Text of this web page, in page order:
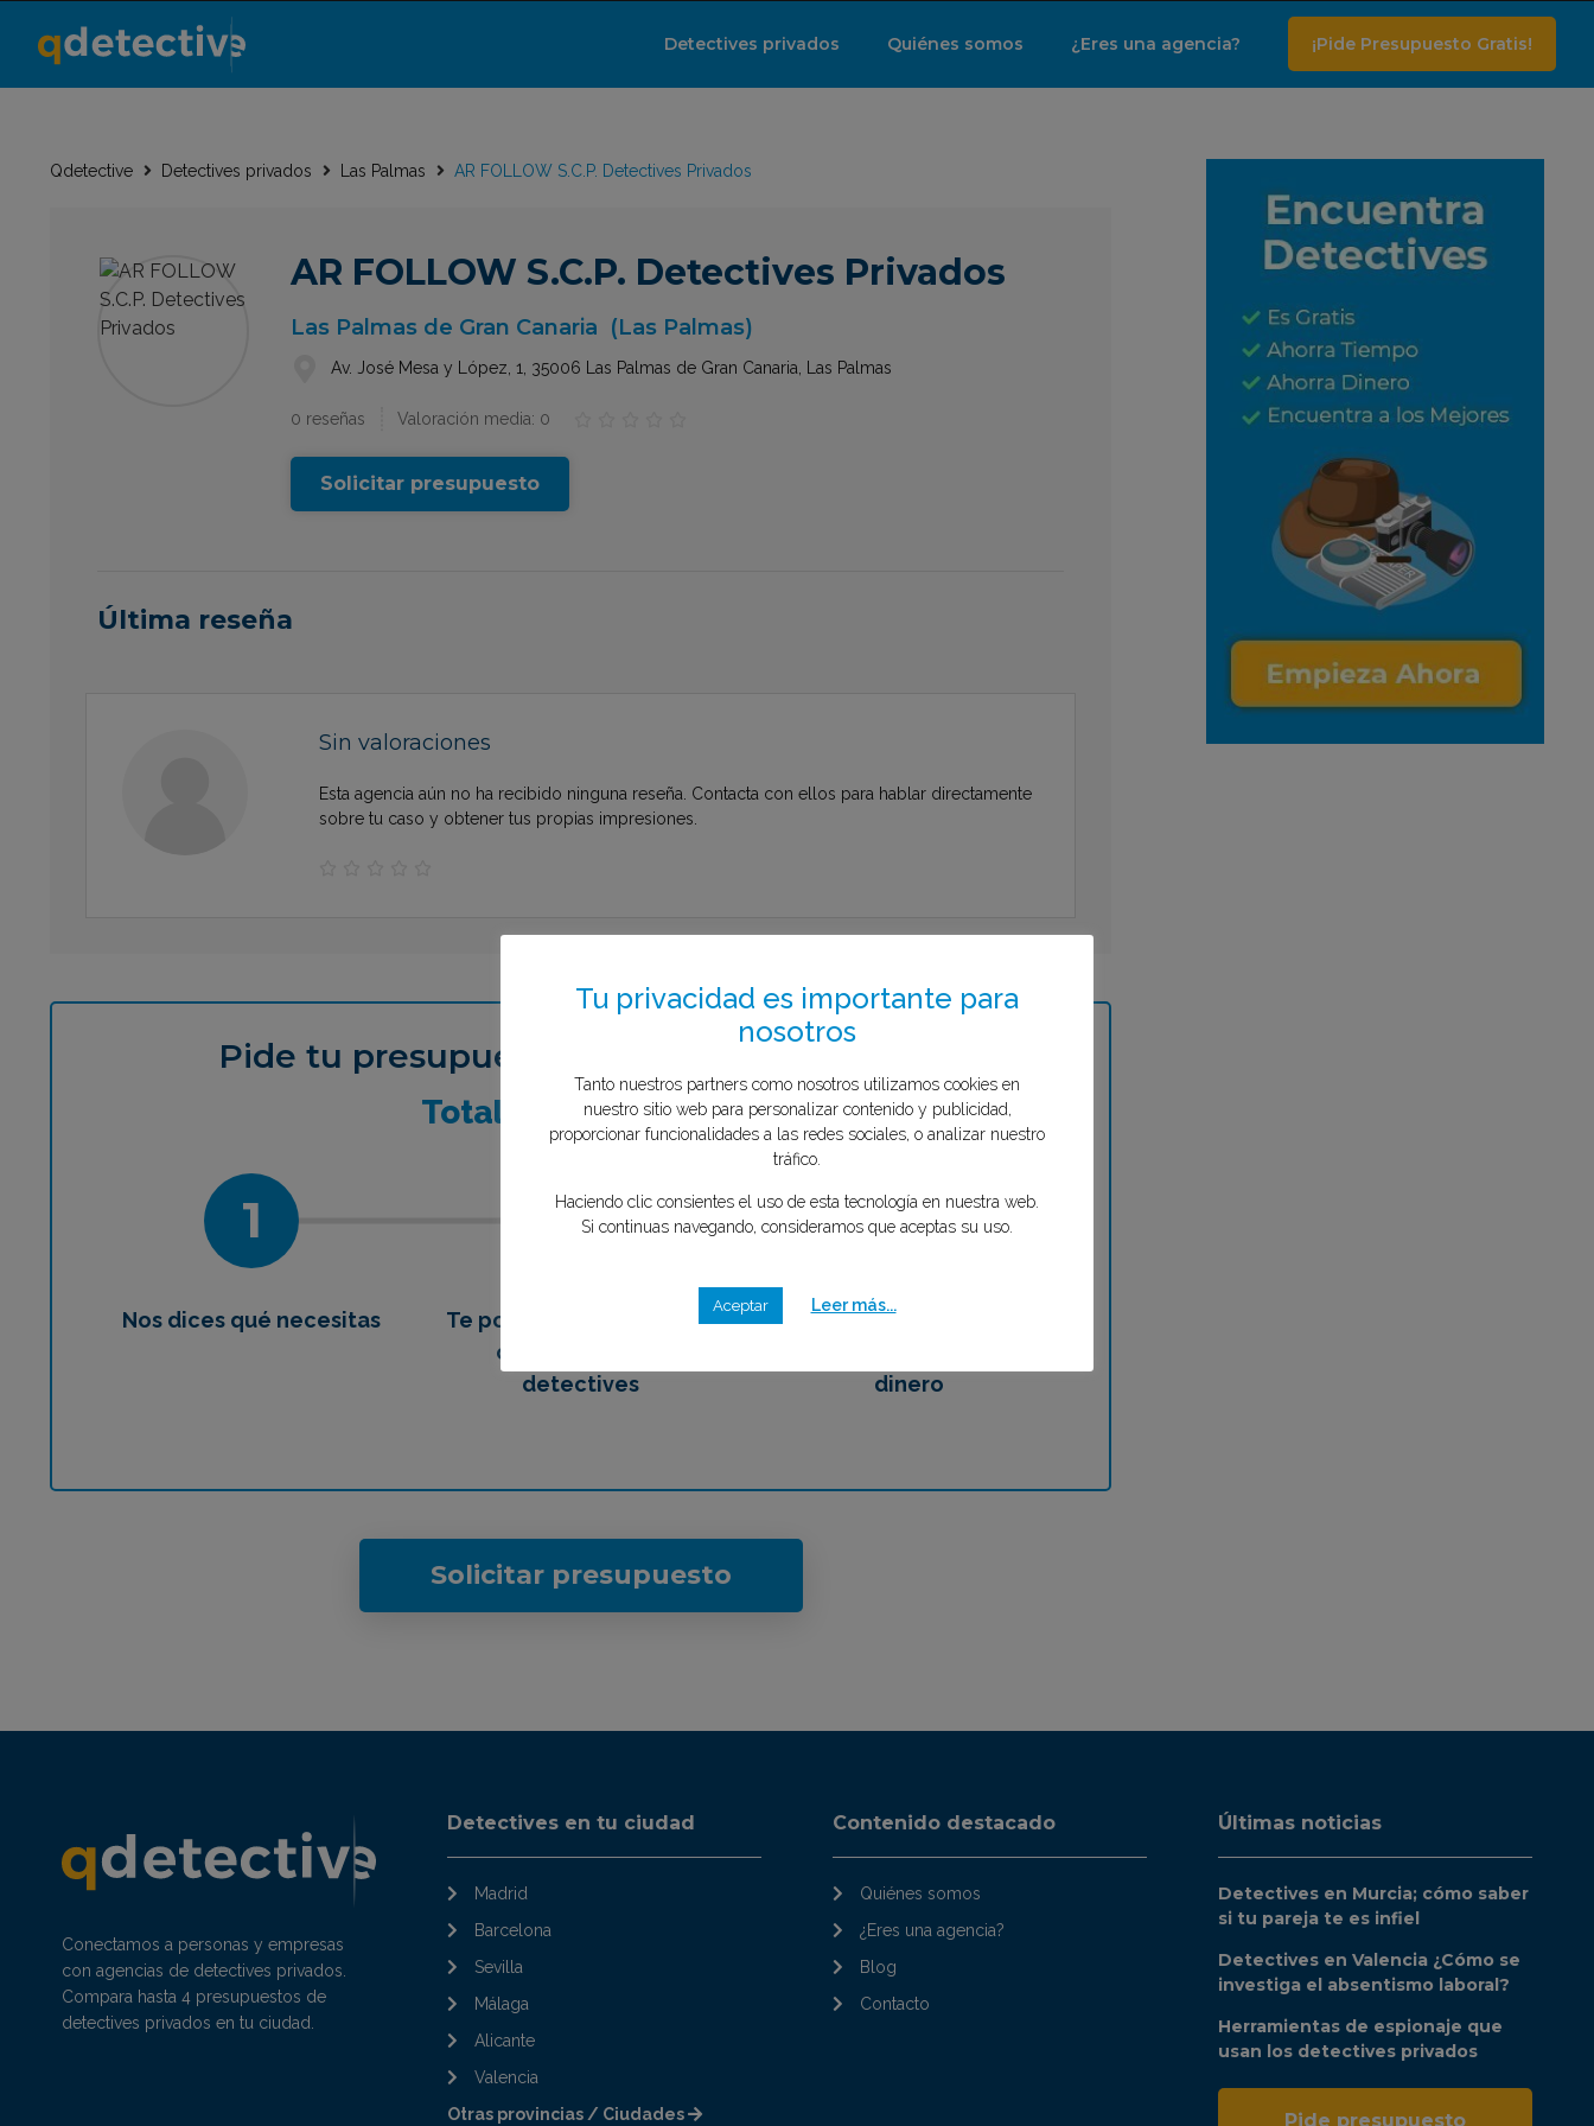
Detectives privados Quiénes somos ¿Eres una agencia? ¡Pide Presupuesto Gratis!
Qdetective Detectives privados Las Palmas AR FOLLOW S.C.P. Detectives Privados
AR FOLLOW S.C.P. Detectives Privados
Las Palmas de Gran Canaria (Las Palmas)
Av. José Mesa y López, 1, 35006 Las Palmas de Gran Canaria, Las Palmas
0 reseñas Valoración media: 0
Solicitar presupuesto
Última reseña
Sin valoraciones
Esta agencia aún no ha recibido ninguna reseña. Contacta con ellos para hablar directamente
sobre tu caso y obtener tus propias impresiones.
Pide tu presupuesto el menos de 1 minuto
Totalmente GRATIS
1 2 3
Nos dices qué necesitas
Te ponemos en contacto
con los mejores
detectives
Eliges tu mejor opción,
dinero
Solicitar presupuesto
Conectamos a personas y empresas
con agencias de detectives privados.
Compara hasta 4 presupuestos de
detectives privados en tu ciudad.
Detectives en tu ciudad
Madrid
Barcelona
Sevilla
Málaga
Alicante
Valencia
Otras provincias / Ciudades
Contenido destacado
Quiénes somos
¿Eres una agencia?
Blog
Contacto
Últimas noticias
Detectives en Murcia; cómo saber
si tu pareja te es infiel
Detectives en Valencia ¿Cómo se
investiga el absentismo laboral?
Herramientas de espionaje que
usan los detectives privados
Pide presupuesto
Tu privacidad es importante para
nosotros
Tanto nuestros partners como nosotros utilizamos cookies en
nuestro sitio web para personalizar contenido y publicidad,
tráfico.
Haciendo clic consientes el uso de esta tecnología en nuestra web.
¿Qué tipo de caso quieres investigar?*